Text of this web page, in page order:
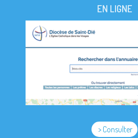
EN LIGNE
> Consulter